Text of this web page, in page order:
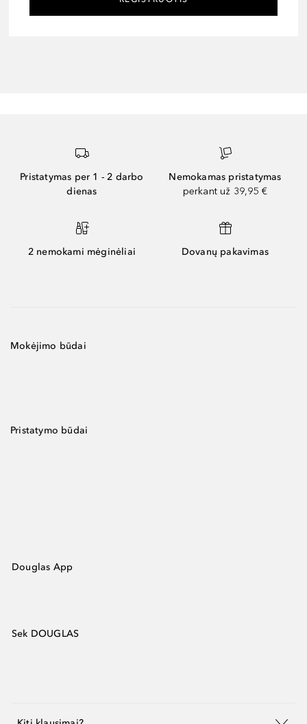
Pristatymas per 1 - 2 darbo
dienas
Nemokamas pristatymas
perkant už 39,95 €
2 nemokami mėginėliai Dovanų pakavimas
Mokėjimo būdai
Pristatymo būdai
Douglas App
Sek DOUGLAS